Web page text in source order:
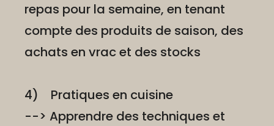
repas pour la semaine, en tenant
compte des produits de saison, des
achats en vrac et des stocks
4) Pratiques en cuisine
--> Apprendre des techniques et